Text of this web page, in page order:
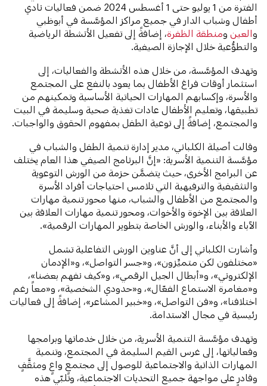
الفترة من 1 يوليو حتى 1 أغسطس 2024 ضمن فعاليات نادي
أطفال وشباب الدار في جميع مراكز المؤسَّسة في أبوظبي
والعينومنطقة الظفرة، إضافةً إلى تفعيل الأنشطة الرياضية
والتطوُّعية خلال الإجازة الصيفية.
وتهدف المؤسَّسة، من خلال هذه الأنشطة والفعاليات، إلى
استثمار أوقات فراغ الأطفال بما يعود بالنفع على المجتمع
والأسرة، وإكسابهم المهارات الحياتية الأساسية وتمكينهم من
تطبيقها، وتعليم الأطفال عادات تغذية صحية وسليمة في البيت
والمجتمع، إضافةً إلى توعية الطفل بمفهوم الحقوق والواجبات.
وقالت أصيلة الكلباني، مدير إدارة تنمية الطفل والشباب في
مؤسَّسة التنمية الأسرية: «إنَّ البرنامج الصيفي هذا العام يختلف
عن البرامج الأخرى، حيث يتضمَّن حزمة من الورش التوعوية
والتثقيفية والترفيهية التي تلامس احتياجات أفراد الأسرة
والمجتمع من الأطفال والشباب، منها محور تنمية مهارات
العلاقة بين الإخوة والأخوات، ومحور تنمية مهارات العلاقة بين
الآباء والأبناء، والورش الخاصة بتطوير المهارات الرقمية».
وأشارت الكلباني إلى أنَّ عناوين الورش التفاعلية تشمل
«مختلفون لكن متميِّزون»، و«جسر التواصل»، و«الإدمان
الإلكتروني»، و«أبطال الجيل الرقمي»، و«كيف نفهم بعضنا»،
و«مغامرة الاستماع الفعّال»، و«حدودي الشخصية»، و«معاً رغم
اختلافنا»، و«فن التواصل»، و«خبير المشاعر»، إضافةً إلى فعاليات
رئيسية في مجال الاستدامة.
وتهدف مؤسَّسة التنمية الأسرية، من خلال خدماتها وبرامجها
وفعالياتها، إلى غرس القيم السليمة في المجتمع، وتنمية
المهارات الذاتية والاجتماعية للوصول إلى مجتمعٍ واعٍ ومثقَّفٍ
وقادرٍ على مواجهة جميع التحديات الاجتماعية، وتلبّي هذه